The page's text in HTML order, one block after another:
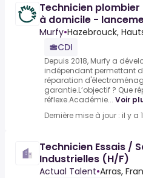
Technicien
à domicile -
permis B obligatoire
Murfy•Hazebrouck,
CDI
Depuis 2018, Murfy a
indépendant permettant
réparation
garantie.L’objectif ? Que
réflexe.Académie... Voir
Dernière mise à jour : il y a
Technicien Essais /
Industrielles (H/F)
Actual Talent•Arras,